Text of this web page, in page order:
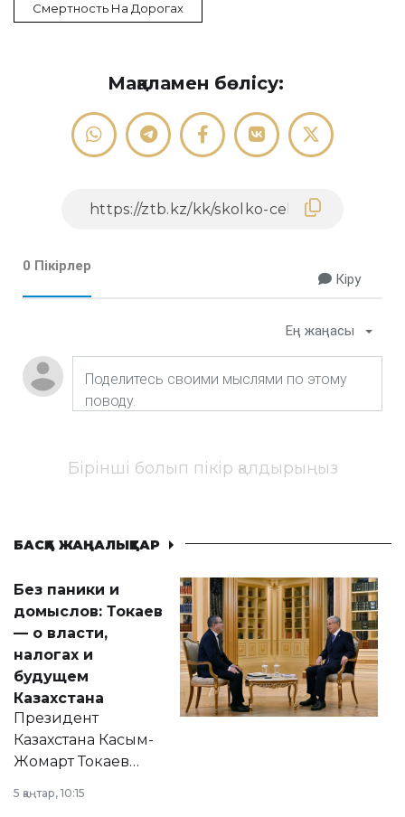
Смертность На Дорогах
Мақаламен бөлісу:
0 Пікірлер
Кіру
Ең жаңасы
Бірінші болып пікір қалдырыңыз
БАСҚА ЖАҢАЛЫҚТАР
Без паники и
домыслов: Токаев
— о власти,
налогах и
будущем
Казахстана
Президент
Казахстана Касым-
Жомарт Токаев
сразу несколько
5 қаңтар, 10:15